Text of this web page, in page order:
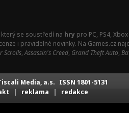
se soustředí na hry pro PC, PS4,
i pravidelné novinky. Na Games.cz
Scrolls,Assassin's Creed, Grand Theft Auto,
Media, a.s. ISSN 1801-5131
| reklama | redakce